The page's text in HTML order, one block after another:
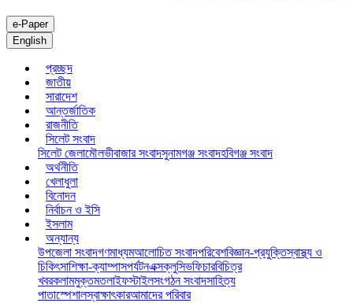
e-Paper
English
প্রচ্ছদ
জাতীয়
সারাদেশ
আন্তর্জাতিক
রাজনীতি
সিলেট সংবাদ
সিলেট জেলামৌলভীবাজার সংবাদসুনামগঞ্জ সংবাদহবিগঞ্জ সংবাদ
অর্থনীতি
খেলাধুলা
বিনোদন
নির্বাচন ও ইসি
ইসলাম
অন্যান্য
উপজেলা সংবাদগণমাধ্যমআলোচিত সংবাদপরিবেশবিজ্ঞান-প্রযুক্তিস্বাস্থ্য ও
চিকিৎসাশিক্ষা-ক্যাম্পাসপর্যটনএক্সক্লুসিভফিচারবিচিত্র
খবরকলামমুক্তমতলাইফস্টাইলসংগঠন সংবাদসাহিত্য
পাতাস্পেশালস্বাক্ষাৎকারআমাদের পরিবার